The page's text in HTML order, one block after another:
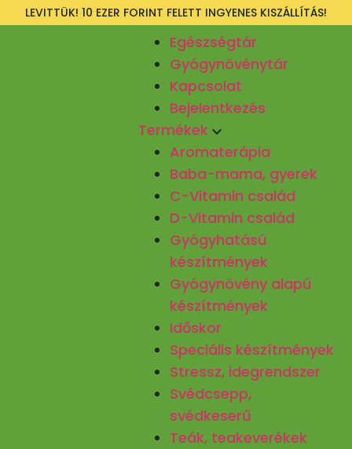
LEVITTÜK! 10 EZER FORINT FELETT INGYENES KISZÁLLÍTÁS!
Egészségtár
Gyógynövénytár
Kapcsolat
Bejelentkezés
Termékek
Aromaterápia
Baba-mama, gyerek
C-Vitamin család
D-Vitamin család
Gyógyhatású
készítmények
Gyógynövény alapú
készítmények
Időskor
Speciális készítmények
Stressz, idegrendszer
Svédcsepp,
svédkeserű
Teák, teakeverékek